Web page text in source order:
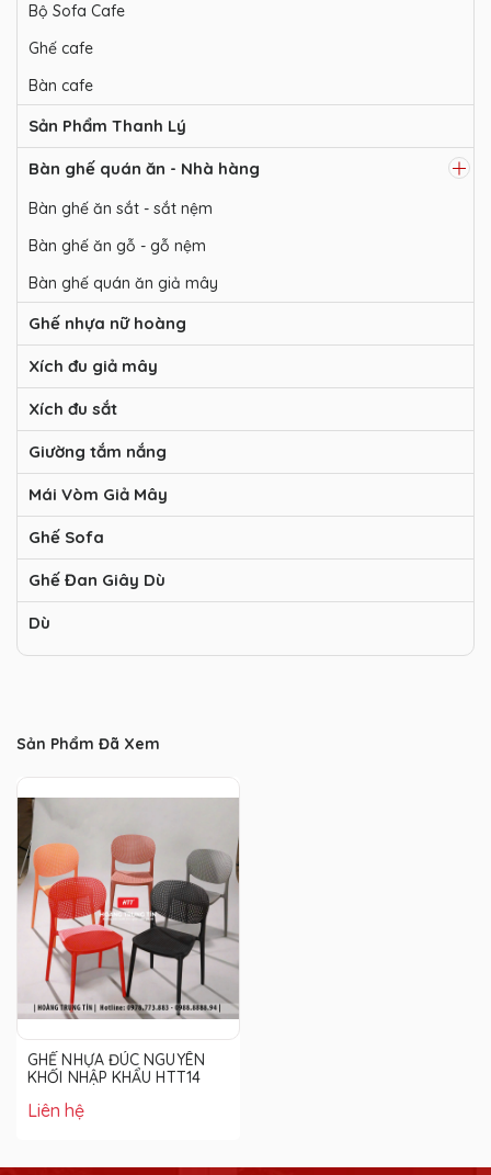
Bộ Sofa Cafe
Ghế cafe
Bàn cafe
Sản Phẩm Thanh Lý
Bàn ghế quán ăn - Nhà hàng
Bàn ghế ăn sắt - sắt nệm
Bàn ghế ăn gỗ - gỗ nệm
Bàn ghế quán ăn giả mây
Ghế nhựa nữ hoàng
Xích đu giả mây
Xích đu sắt
Giường tắm nắng
Mái Vòm Giả Mây
Ghế Sofa
Ghế Đan Giây Dù
Dù
Sản Phẩm Đã Xem
GHẾ NHỰA ĐÚC NGUYÊN
KHỐI NHẬP KHẨU HTT14
Liên hệ